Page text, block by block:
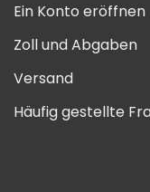
Ein Konto eröffnen
Zoll und Abgaben
Versand
Häufig gestellte